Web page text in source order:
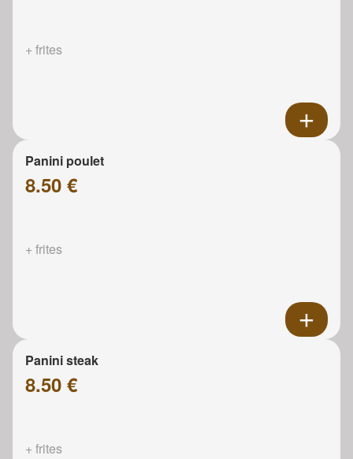
+ frites
Panini poulet
8.50 €
+ frites
Panini steak
8.50 €
+ frites